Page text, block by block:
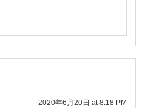
2020年6月20日 at 8:18 PM